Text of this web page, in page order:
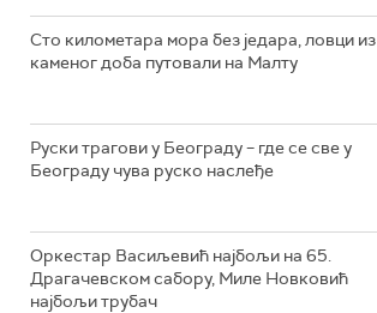
Сто километара мора без једара, ловци из
каменог доба путовали на Малту
Руски трагови у Београду – где се све у
Београду чува руско наслеђе
Оркестар Васиљевић најбољи на 65.
Драгачевском сабору, Миле Новковић
најбољи трубач